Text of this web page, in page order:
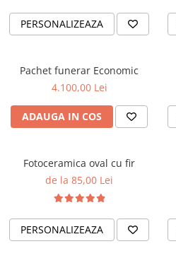
PERSONALIZEAZA
Pachet funerar Economic
4.100,00 Lei
ADAUGA IN COS
Fotoceramica oval cu fir
de la 85,00 Lei
PERSONALIZEAZA